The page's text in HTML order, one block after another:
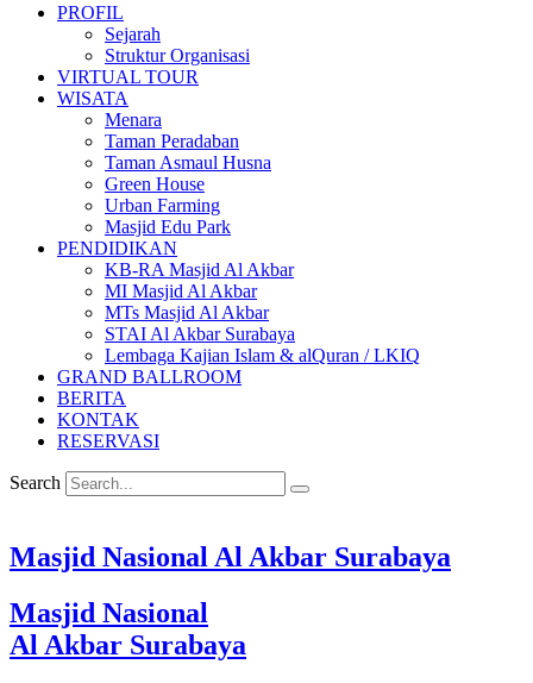
PROFIL
Sejarah
Struktur Organisasi
VIRTUAL TOUR
WISATA
Menara
Taman Peradaban
Taman Asmaul Husna
Green House
Urban Farming
Masjid Edu Park
PENDIDIKAN
KB-RA Masjid Al Akbar
MI Masjid Al Akbar
MTs Masjid Al Akbar
STAI Al Akbar Surabaya
Lembaga Kajian Islam & alQuran / LKIQ
GRAND BALLROOM
BERITA
KONTAK
RESERVASI
Search
Masjid Nasional Al Akbar Surabaya
Masjid Nasional
Al Akbar Surabaya